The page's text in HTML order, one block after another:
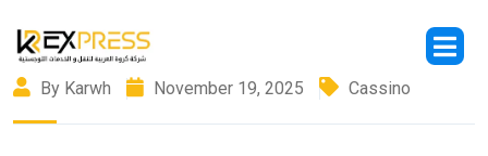
By Karwh November 19, 2025 Cassino